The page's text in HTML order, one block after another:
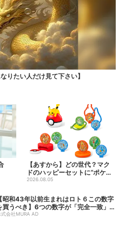
りたい人だけ見て下さい】
【あすから】どの世代？マク
ドのハッピーセットに“ポケモ
ンおもちゃ”、歴代30匹に...
2026.08.05
【昭和43年以前生まれはロト６この数字
買うべき】6つの数字が「完全一致」す
方...
式会社MURA AD